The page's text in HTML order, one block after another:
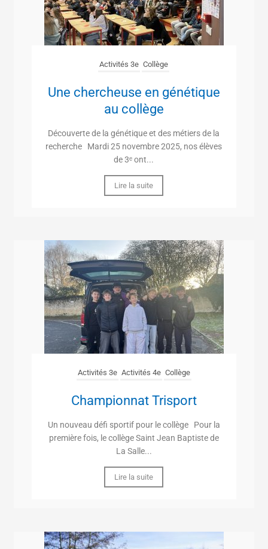
Activités 3e Collège
Une chercheuse en génétique
au collège
Découverte de la génétique et des métiers de la
recherche Mardi 25 novembre 2025, nos élèves
de 3ᵉ ont...
Lire la suite
Activités 3e Activités 4e Collège
Championnat Trisport
Un nouveau défi sportif pour le collège Pour la
première fois, le collège Saint Jean Baptiste de
La Salle...
Lire la suite